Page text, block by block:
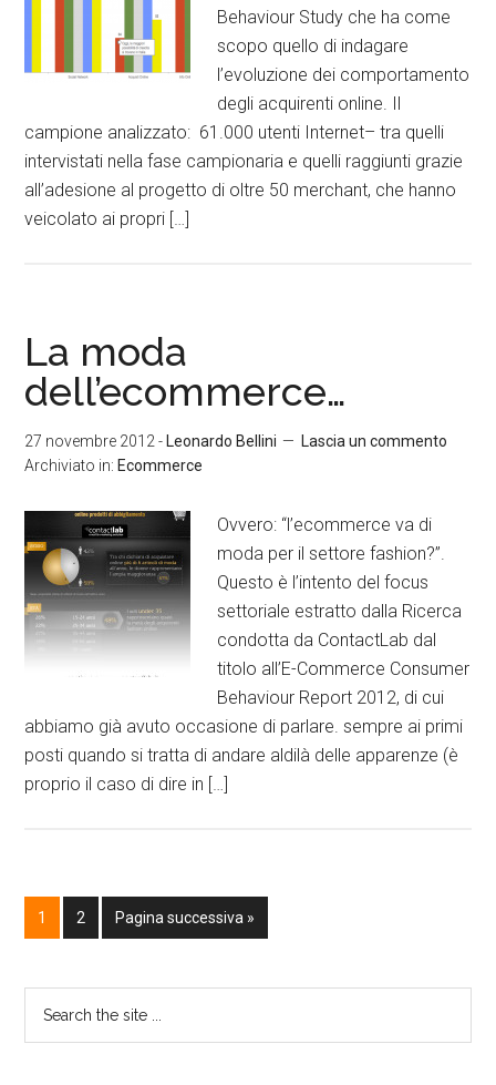
Behaviour Study che ha come
scopo quello di indagare
l’evoluzione dei comportamento
degli acquirenti online. Il
campione analizzato: 61.000 utenti Internet– tra quelli
intervistati nella fase campionaria e quelli raggiunti grazie
all’adesione al progetto di oltre 50 merchant, che hanno
veicolato ai propri […]
La moda
dell’ecommerce…
27 novembre 2012 - Leonardo Bellini
Lascia un commento
Archiviato in: Ecommerce
Ovvero: “l’ecommerce va di
moda per il settore fashion?”.
Questo è l’intento del focus
settoriale estratto dalla Ricerca
condotta da ContactLab dal
titolo all’E-Commerce Consumer
Behaviour Report 2012, di cui
abbiamo già avuto occasione di parlare. sempre ai primi
posti quando si tratta di andare aldilà delle apparenze (è
proprio il caso di dire in […]
1 2 Pagina successiva »